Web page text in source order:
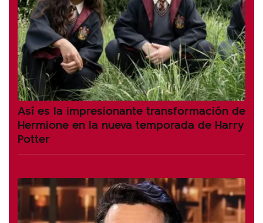
Así es la impresionante transformación de
Hermione en la nueva temporada de Harry
Potter